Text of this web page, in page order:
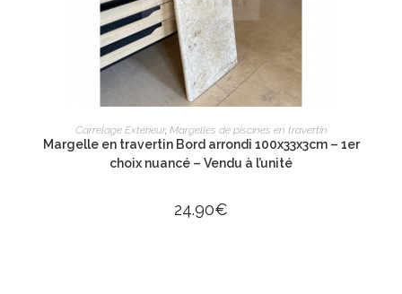
AJOUTER AU PANIER
Carrelage Extérieur, Margelles de piscines en travertin
Margelle en travertin Bord arrondi 100x33x3cm – 1er
choix nuancé – Vendu à l’unité
24.90€